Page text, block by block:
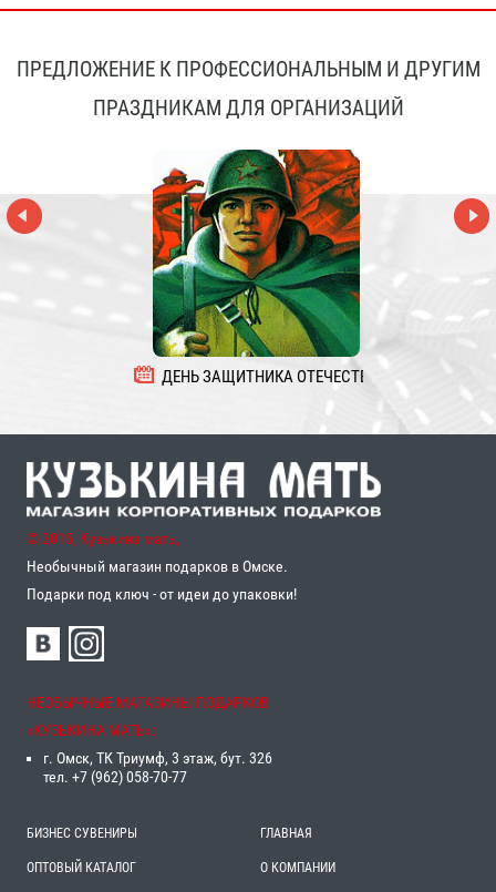
ПРЕДЛОЖЕНИЕ К ПРОФЕССИОНАЛЬНЫМ И ДРУГИМ
ПРАЗДНИКАМ ДЛЯ ОРГАНИЗАЦИЙ
ДЕНЬ ЗАЩИТНИКА ОТЕЧЕСТВА
© 2015, Кузькина мать,
Необычный магазин подарков в Омске.
Подарки под ключ - от идеи до упаковки!
НЕОБЫЧНЫЕ МАГАЗИНЫ ПОДАРКОВ
«‎КУЗЬКИНА МАТЬ»‎:
г. Омск, ТК Триумф, 3 этаж, бут. 326
тел. +7 (962) 058-70-77
БИЗНЕС СУВЕНИРЫ
ОПТОВЫЙ КАТАЛОГ
ГЛАВНАЯ
О КОМПАНИИ